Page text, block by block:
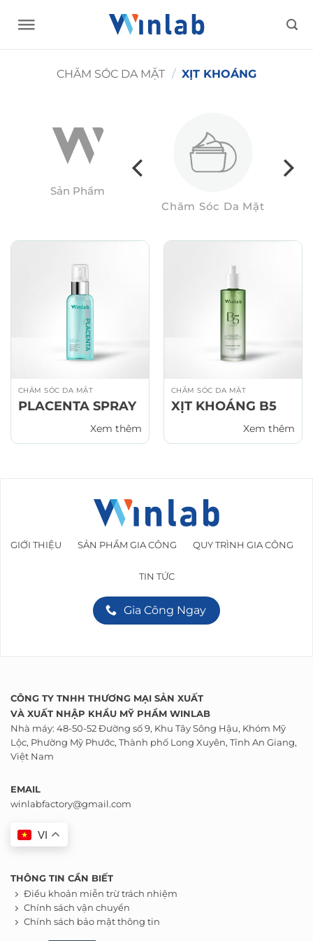
CHĂM SÓC DA MẶT / XỊT KHOÁNG
Sản Phẩm
Chăm Sóc Da Mặt
CHĂM SÓC DA MẶT
PLACENTA SPRAY
Xem thêm
CHĂM SÓC DA MẶT
XỊT KHOÁNG B5
Xem thêm
GIỚI THIỆU SẢN PHẨM GIA CÔNG QUY TRÌNH GIA CÔNG
TIN TỨC
Gia Công Ngay
CÔNG TY TNHH THƯƠNG MẠI SẢN XUẤT
VÀ XUẤT NHẬP KHẨU MỸ PHẨM WINLAB
Nhà máy: 48-50-52 Đường số 9, Khu Tây Sông Hậu, Khóm Mỹ
Lộc, Phường Mỹ Phước, Thành phố Long Xuyên, Tỉnh An Giang,
Việt Nam
EMAIL
winlabfactory@gmail.com
VI
THÔNG TIN CẦN BIẾT
Điều khoản miễn trừ trách nhiệm
Chính sách vận chuyển
Chính sách bảo mật thông tin